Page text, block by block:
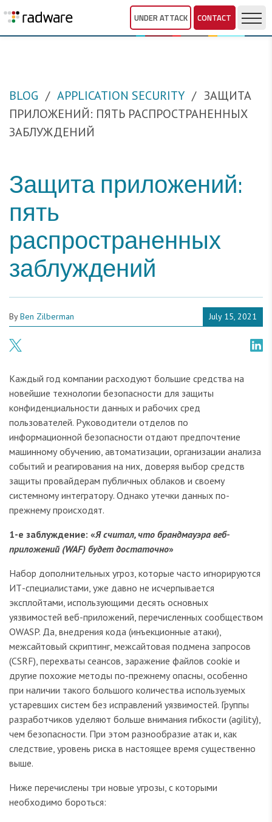
UNDER ATTACK CONTACT
BLOG APPLICATION SECURITY
ЗАЩИТА
ПРИЛОЖЕНИЙ: ПЯТЬ РАСПРОСТРАНЕННЫХ
ЗАБЛУЖДЕНИЙ
Защита приложений:
пять
распространенных
заблуждений
ByBen Zilberman July 15, 2021
Каждый год компании расходуют большие средства на
новейшие технологии безопасности для защиты
конфиденциальности данных и рабочих сред
пользователей. Руководители отделов по
информационной безопасности отдают предпочтение
машинному обучению, автоматизации, организации анализа
событий и реагирования на них, доверяя выбор средств
защиты провайдерам публичных облаков и своему
системному интегратору. Однако утечки данных по-
прежнему происходят.
1-е заблуждение: «Я считал, что брандмауэра веб-
приложений (WAF) будет достаточно»
Набор дополнительных угроз, которые часто игнорируются
ИТ-специалистами, уже давно не исчерпывается
эксплойтами, использующими десять основных
уязвимостей веб-приложений, перечисленных сообществом
OWASP. Да, внедрения кода (инъекционные атаки),
межсайтовый скриптинг, межсайтовая подмена запросов
(CSRF), перехваты сеансов, заражение файлов cookie и
другие похожие методы по-прежнему опасны, особенно
при наличии такого большого количества используемых
устаревших систем без исправлений уязвимостей. Группы
разработчиков уделяют больше внимания гибкости (agility),
чем безопасности. При этом разнообразие атак и, как
следствие, уровень риска в настоящее время существенно
выше.
Ниже перечислены три новые угрозы, с которыми
необходимо бороться: